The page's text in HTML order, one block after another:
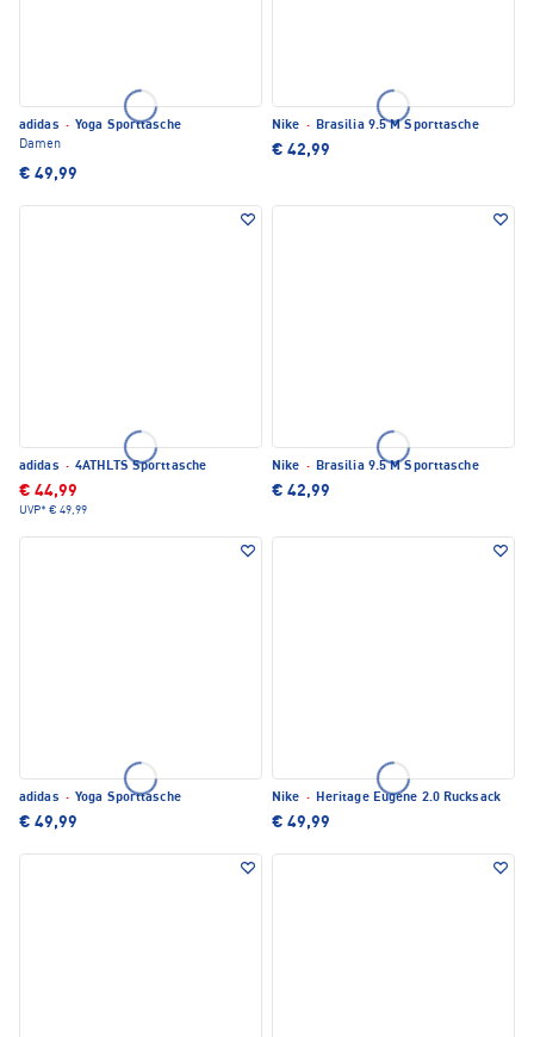
adidas · Yoga Sporttasche
Damen
€ 49,99
Nike · Brasilia 9.5 M Sporttasche
€ 42,99
adidas · 4ATHLTS Sporttasche
€ 44,99
UVP* € 49,99
Nike · Brasilia 9.5 M Sporttasche
€ 42,99
adidas · Yoga Sporttasche
€ 49,99
Nike · Heritage Eugene 2.0 Rucksack
€ 49,99